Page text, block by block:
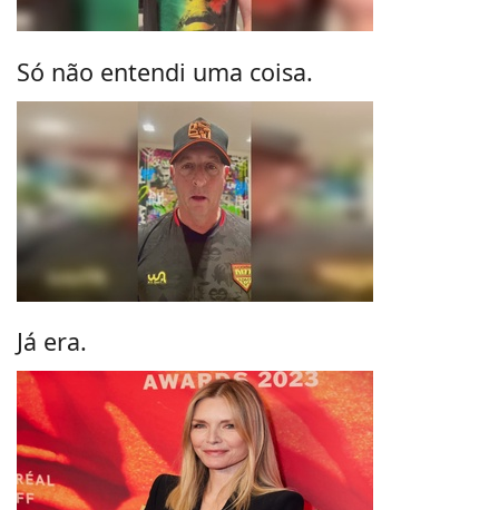
Só não entendi uma coisa.
Já era.